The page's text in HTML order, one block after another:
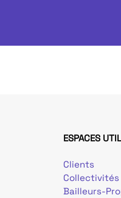
ESPACES
Clients
Collectivités
Bailleurs-